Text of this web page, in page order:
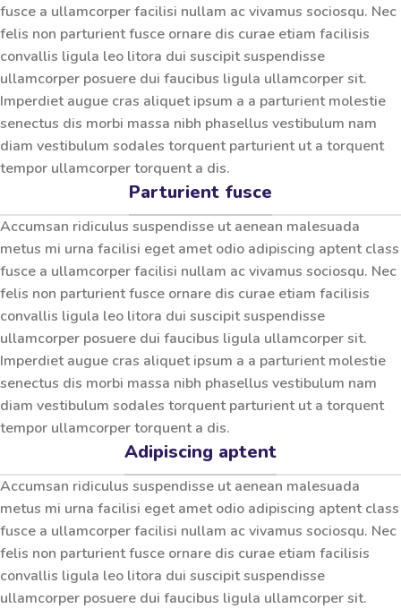
fusce a ullamcorper facilisi nullam ac vivamus sociosqu. Nec
felis non parturient fusce ornare dis curae etiam facilisis
convallis ligula leo litora dui suscipit suspendisse
ullamcorper posuere dui faucibus ligula ullamcorper sit.
Imperdiet augue cras aliquet ipsum a a parturient molestie
senectus dis morbi massa nibh phasellus vestibulum nam
diam vestibulum sodales torquent parturient ut a torquent
tempor ullamcorper torquent a dis.
Parturient fusce
Accumsan ridiculus suspendisse ut aenean malesuada
metus mi urna facilisi eget amet odio adipiscing aptent class
fusce a ullamcorper facilisi nullam ac vivamus sociosqu. Nec
felis non parturient fusce ornare dis curae etiam facilisis
convallis ligula leo litora dui suscipit suspendisse
ullamcorper posuere dui faucibus ligula ullamcorper sit.
Imperdiet augue cras aliquet ipsum a a parturient molestie
senectus dis morbi massa nibh phasellus vestibulum nam
diam vestibulum sodales torquent parturient ut a torquent
tempor ullamcorper torquent a dis.
Adipiscing aptent
Accumsan ridiculus suspendisse ut aenean malesuada
metus mi urna facilisi eget amet odio adipiscing aptent class
fusce a ullamcorper facilisi nullam ac vivamus sociosqu. Nec
felis non parturient fusce ornare dis curae etiam facilisis
convallis ligula leo litora dui suscipit suspendisse
ullamcorper posuere dui faucibus ligula ullamcorper sit.